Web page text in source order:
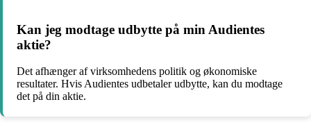
Kan jeg modtage udbytte på min Audientes
aktie?
Det afhænger af virksomhedens politik og økonomiske
resultater. Hvis Audientes udbetaler udbytte, kan du modtage
det på din aktie.